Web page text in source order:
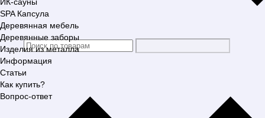
SPA Капсула
Деревянная мебель
Деревянные заборы
Изделия из металла
Информация
Статьи
Как купить?
Вопрос-ответ